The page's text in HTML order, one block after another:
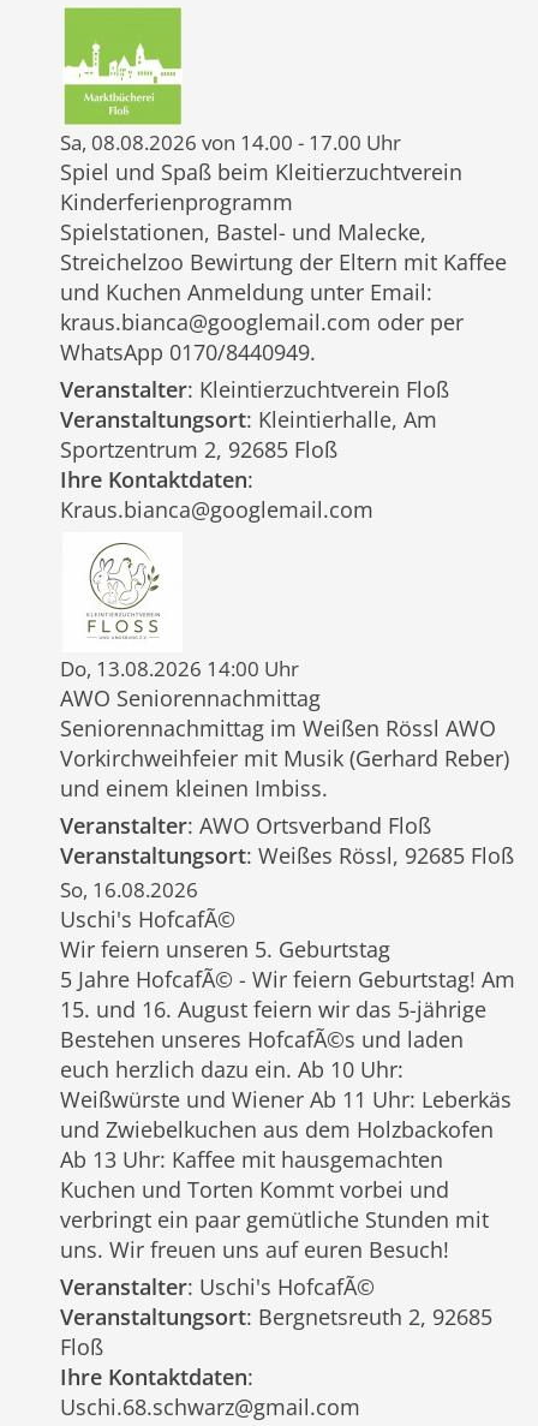
Sa, 08.08.2026 von 14.00 - 17.00 Uhr
Spiel und Spaß beim Kleitierzuchtverein
Kinderferienprogramm
Spielstationen, Bastel- und Malecke,
Streichelzoo Bewirtung der Eltern mit Kaffee
und Kuchen Anmeldung unter Email:
kraus.bianca@googlemail.com oder per
WhatsApp 0170/8440949.
Veranstalter: Kleintierzuchtverein Floß
Veranstaltungsort: Kleintierhalle, Am
Sportzentrum 2, 92685 Floß
Ihre Kontaktdaten:
Kraus.bianca@googlemail.com
Do, 13.08.2026 14:00 Uhr
AWO Seniorennachmittag
Seniorennachmittag im Weißen Rössl AWO
Vorkirchweihfeier mit Musik (Gerhard Reber)
und einem kleinen Imbiss.
Veranstalter: AWO Ortsverband Floß
Veranstaltungsort: Weißes Rössl, 92685 Floß
So, 16.08.2026
Uschi's HofcafÃ©
Wir feiern unseren 5. Geburtstag
5 Jahre HofcafÃ© - Wir feiern Geburtstag! Am
15. und 16. August feiern wir das 5-jährige
Bestehen unseres HofcafÃ©s und laden
euch herzlich dazu ein. Ab 10 Uhr:
Weißwürste und Wiener Ab 11 Uhr: Leberkäs
und Zwiebelkuchen aus dem Holzbackofen
Ab 13 Uhr: Kaffee mit hausgemachten
Kuchen und Torten Kommt vorbei und
verbringt ein paar gemütliche Stunden mit
uns. Wir freuen uns auf euren Besuch!
Veranstalter: Uschi's HofcafÃ©
Veranstaltungsort: Bergnetsreuth 2, 92685
Floß
Ihre Kontaktdaten:
Uschi.68.schwarz@gmail.com